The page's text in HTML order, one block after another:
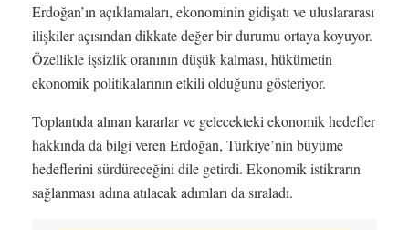
Erdoğan’ın açıklamaları, ekonominin gidişatı ve uluslararası
ilişkiler açısından dikkate değer bir durumu ortaya koyuyor.
Özellikle işsizlik oranının düşük kalması, hükümetin
ekonomik politikalarının etkili olduğunu gösteriyor.
Toplantıda alınan kararlar ve gelecekteki ekonomik hedefler
hakkında da bilgi veren Erdoğan, Türkiye’nin büyüme
hedeflerini sürdüreceğini dile getirdi. Ekonomik istikrarın
sağlanması adına atılacak adımları da sıraladı.